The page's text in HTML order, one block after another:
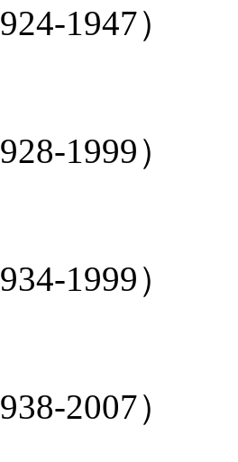
1947）
1999）
1999）
2007）